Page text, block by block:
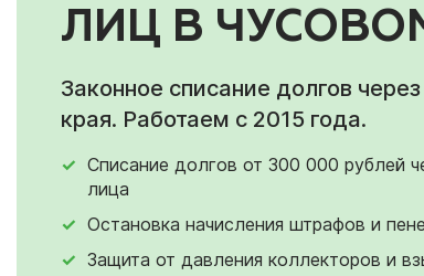
ЛИЦ В
Законное списание долгов
края. Работаем с 2015 года.
Списание долгов от 300 000 рублей
лица
Остановка начисления штрафов и
Защита от давления коллекторов и